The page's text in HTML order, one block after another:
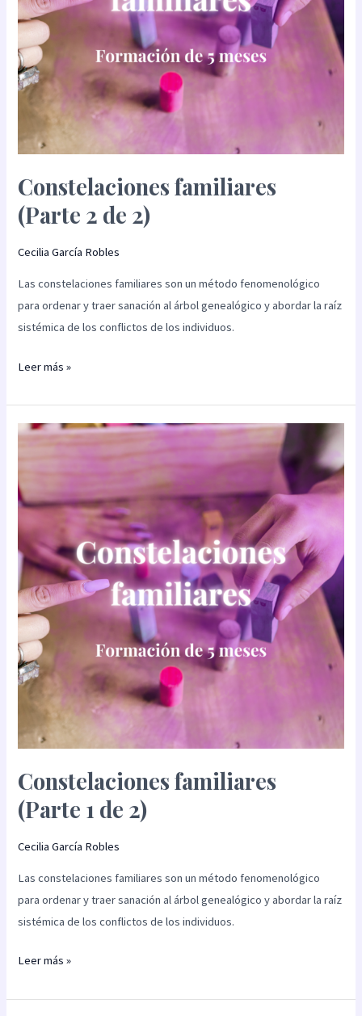
Constelaciones familiares
(Parte 2 de 2)
Cecilia García Robles
Las constelaciones familiares son un método fenomenológico
para ordenar y traer sanación al árbol genealógico y abordar la raíz
sistémica de los conflictos de los individuos.
Leer más »
Constelaciones familiares
(Parte 1 de 2)
Cecilia García Robles
Las constelaciones familiares son un método fenomenológico
para ordenar y traer sanación al árbol genealógico y abordar la raíz
sistémica de los conflictos de los individuos.
Constelaciones
familiares
1
2)
Leer más »